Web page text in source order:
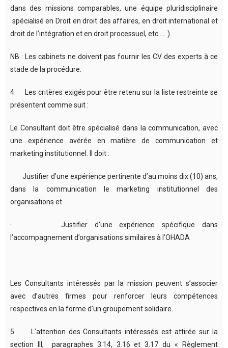
dans des missions comparables, une équipe pluridisciplinaire
spécialisé en Droit en droit des affaires, en droit international et
droit de l’intégration et en droit processuel, etc.…. ).
NB : Les cabinets ne doivent pas fournir les CV des experts à ce
stade de la procédure.
4. Les critères exigés pour être retenu sur la liste restreinte se
présentent comme suit :
Le Consultant doit être spécialisé dans la communication, avec
une expérience avérée en matière de communication et
marketing institutionnel. Il doit :
· Justifier d’une expérience pertinente d’au moins dix (10) ans,
dans la communication le marketing institutionnel des
organisations et
· Justifier d’une expérience spécifique dans
l’accompagnement d’organisations similaires à l’OHADA
Les Consultants intéressés par la mission peuvent s’associer
avec d’autres firmes pour renforcer leurs compétences
respectives en la forme d’un groupement solidaire.
5. L’attention des Consultants intéressés est attirée sur la
section III, paragraphes 3.14, 3.16 et 3.17 du « Règlement